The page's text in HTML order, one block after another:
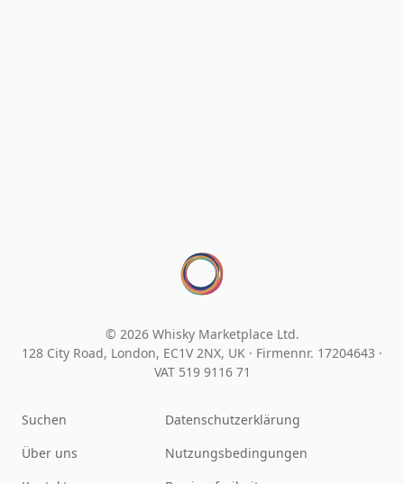
© 2026 Whisky Marketplace Ltd.
128 City Road, London, EC1V 2NX, UK · Firmennr. 17204643 ·
VAT 519 9116 71
Suchen
Über uns
Datenschutzerklärung
Nutzungsbedingungen